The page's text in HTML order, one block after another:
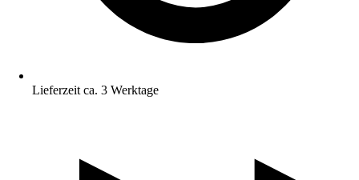
Lieferzeit ca. 3 Werktage